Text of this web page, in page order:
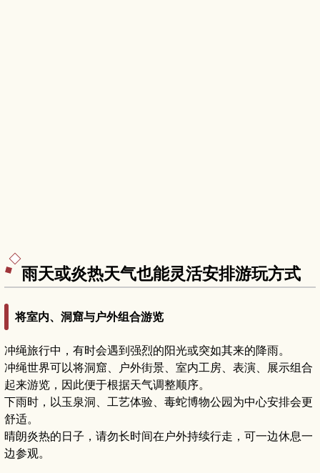
雨天或炎热天气也能灵活安排游玩方式
将室内、洞窟与户外组合游览
冲绳旅行中，有时会遇到强烈的阳光或突如其来的降雨。
冲绳世界可以将洞窟、户外街景、室内工房、表演、展示组合
起来游览，因此便于根据天气调整顺序。
下雨时，以玉泉洞、工艺体验、毒蛇博物公园为中心安排会更
舒适。
晴朗炎热的日子，请勿长时间在户外持续行走，可一边休息一
边参观。